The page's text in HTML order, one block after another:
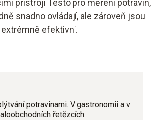
přístroji Testo pro měření potravin,
snadno ovládají, ale zároveň jsou
extrémně efektivní.
potravinami. V gastronomii a v
řetězcích.